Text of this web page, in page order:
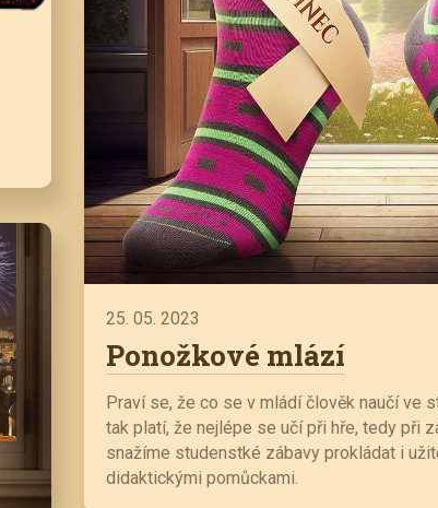
25. 05. 2023
Ponožkové mlází
Praví se, že co se v mládí člověk naučí ve
tak platí, že nejlépe se učí při hře, tedy při
snažíme studenstké zábavy prokládat i
didaktickými pomůckami.